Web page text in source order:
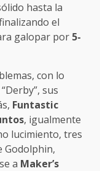
hasta la
el
galopar por 5-
con lo
sus
Funtastic
, igualmente
lucimiento, tres
Godolphin,
a Maker’s